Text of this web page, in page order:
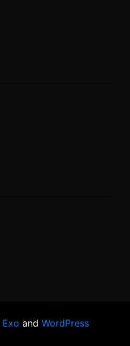
Exo and WordPress